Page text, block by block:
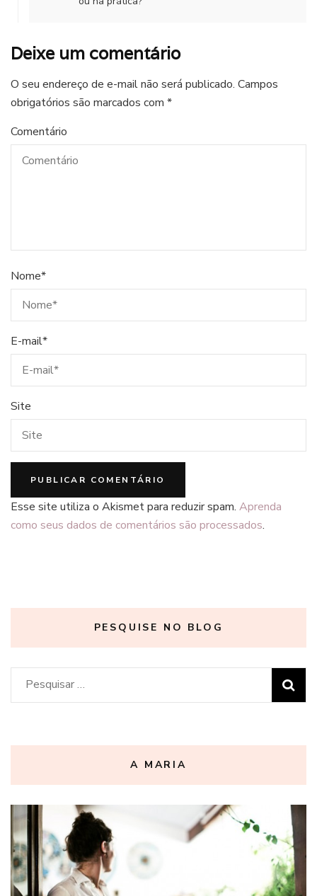
Deixe um comentário
O seu endereço de e-mail não será publicado. Campos
obrigatórios são marcados com *
Comentário
Nome*
E-mail*
Site
Esse site utiliza o Akismet para reduzir spam. Aprenda
como seus dados de comentários são processados.
PESQUISE NO BLOG
Pesquisar
por:
A MARIA